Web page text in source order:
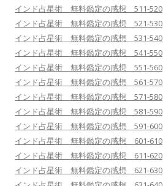
インド占星術 無料鑑定の感想 511-520
インド占星術 無料鑑定の感想 521-530
インド占星術 無料鑑定の感想 531-540
インド占星術 無料鑑定の感想 541-550
インド占星術 無料鑑定の感想 551-560
インド占星術 無料鑑定の感想 561-570
インド占星術 無料鑑定の感想 571-580
インド占星術 無料鑑定の感想 581-590
インド占星術 無料鑑定の感想 591-600
インド占星術 無料鑑定の感想 601-610
インド占星術 無料鑑定の感想 611-620
インド占星術 無料鑑定の感想 621-630